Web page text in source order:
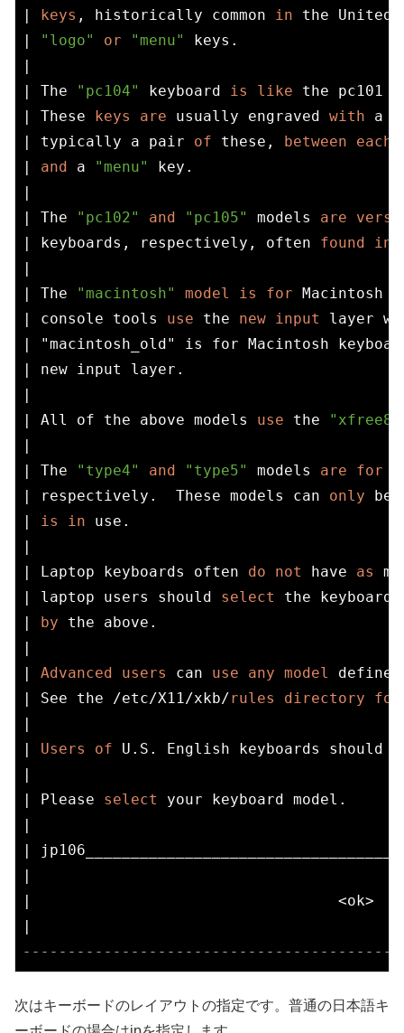
| keys , historically common in the
|
"logo" or "menu"
keys.
|
| The
"pc104" keyboard is like the pc101
| These keys are usually engraved with a
| typically a pair of these, between each
| and a "menu"
key.
|
| The
"pc102" and "pc105" models are
| keyboards, respectively, often found in
|
| The
"macintosh" model is for Macintosh
| console tools use the new input
layer
| "macintosh_old" is for Macintosh
| new input layer.
|
| All of the above models use the
|
| The
"type4" and "type5" models are for
| respectively.  These models can only be
| is in use.
|
| Laptop keyboards often do not have as
| laptop users should select the keyboard
| by the above.
|
| Advanced users can use any model
| See the /etc/X11/xkb/rules directory for
|
| Users of U.S. English keyboards should
|
| Please select
your keyboard
|
|
|
|                                  <ok>
次はキーボードのレイアウトの指定です。普通の日本語キ